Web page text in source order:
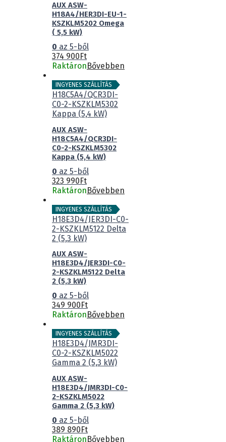
AUX ASW-
H18A4/HER3DI-EU-1-
KSZKLM5202 Omega
( 5,5 kW)
0 az 5-ből
374 900 Ft
Raktáron Bővebben
INGYENES SZÁLLÍTÁS
AUX ASW-
H18C5A4/QCR3DI-
C0-2-KSZKLM5302
Kappa (5,4 kW)
0 az 5-ből
323 990Ft
RaktáronBővebben
INGYENES SZÁLLÍTÁS
AUX ASW-
H18E3D4/JER3DI-C0-
2-KSZKLM5122 Delta
2 (5,3 kW)
0 az 5-ből
349 900Ft
RaktáronBővebben
INGYENES SZÁLLÍTÁS
AUX ASW-
H18E3D4/JMR3DI-C0-
2-KSZKLM5022
Gamma 2 (5,3 kW)
0 az 5-ből
389 890Ft
RaktáronBővebben